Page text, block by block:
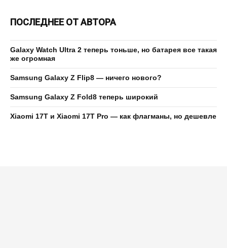
ПОСЛЕДНЕЕ ОТ АВТОРА
Galaxy Watch Ultra 2 теперь тоньше, но батарея все такая
же огромная
Samsung Galaxy Z Flip8 — ничего нового?
Samsung Galaxy Z Fold8 теперь широкий
Xiaomi 17T и Xiaomi 17T Pro — как флагманы, но дешевле